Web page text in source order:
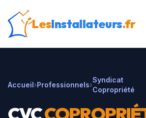
LesInstallateurs.fr
Accueil›Professionnels›
Syndicat
Copropriété